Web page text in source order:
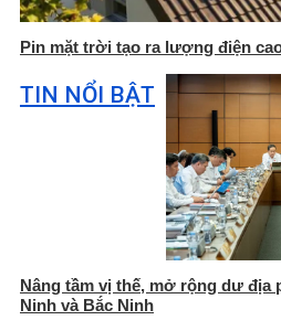
Pin mặt trời tạo ra lượng điện
TIN NỔI BẬT
Nâng tầm vị thế, mở rộng dư địa
Ninh và Bắc Ninh